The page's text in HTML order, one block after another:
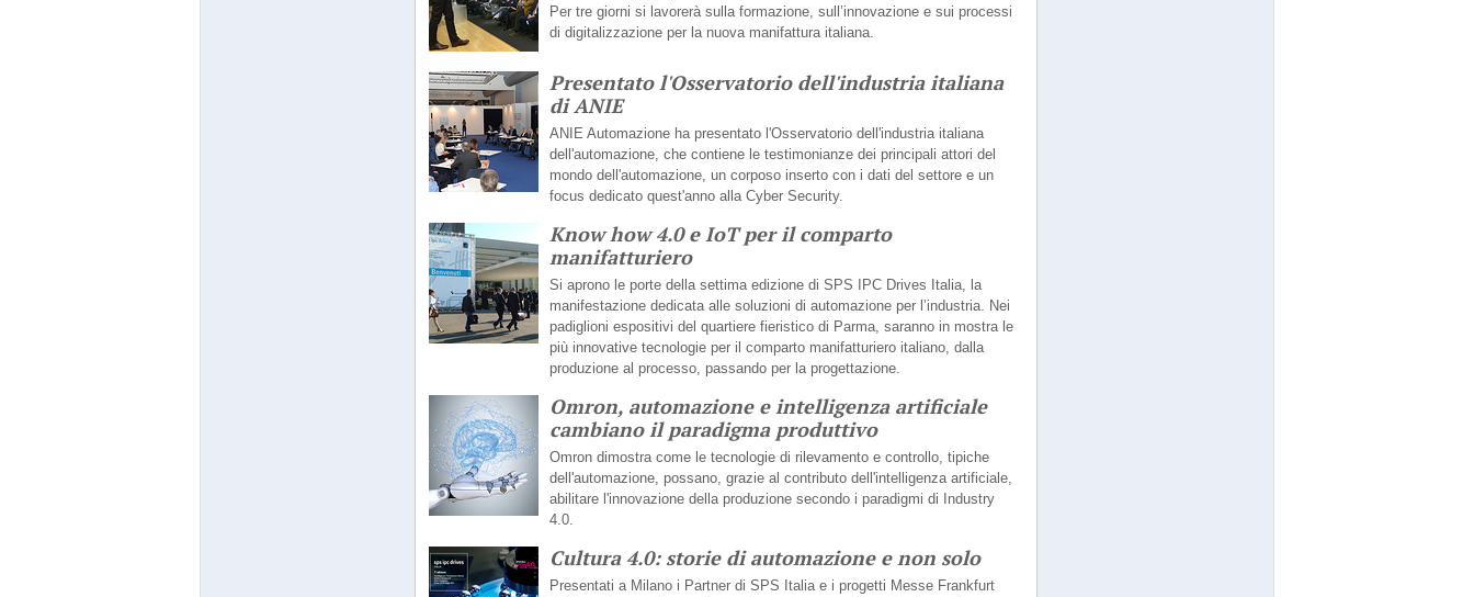
Per tre giorni si lavorerà sulla formazione, sull’innovazione e sui processi
di digitalizzazione per la nuova manifattura italiana.
Presentato l'Osservatorio dell'industria italiana
di ANIE
ANIE Automazione ha presentato l'Osservatorio dell'industria italiana
dell'automazione, che contiene le testimonianze dei principali attori del
mondo dell'automazione, un corposo inserto con i dati del settore e un
focus dedicato quest'anno alla Cyber Security.
Know how 4.0 e IoT per il comparto
manifatturiero
Si aprono le porte della settima edizione di SPS IPC Drives Italia, la
manifestazione dedicata alle soluzioni di automazione per l’industria. Nei
padiglioni espositivi del quartiere fieristico di Parma, saranno in mostra le
più innovative tecnologie per il comparto manifatturiero italiano, dalla
produzione al processo, passando per la progettazione.
Omron, automazione e intelligenza artificiale
cambiano il paradigma produttivo
Omron dimostra come le tecnologie di rilevamento e controllo, tipiche
dell'automazione, possano, grazie al contributo dell'intelligenza artificiale,
abilitare l'innovazione della produzione secondo i paradigmi di Industry
4.0.
Cultura 4.0: storie di automazione e non solo
Presentati a Milano i Partner di SPS Italia e i progetti Messe Frankfurt